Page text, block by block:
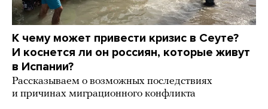
К чему может привести кризис в Сеуте?
И коснется ли он россиян, которые живут
в Испании?
Рассказываем о возможных последствиях
и причинах миграционного конфликта